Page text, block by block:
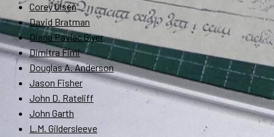
Corey Olsen
David Bratman
Diana Pavlac Glyer
Dimitra Fimi
Douglas A. Anderson
Jason Fisher
John D. Rateliff
John Garth
L.M. Gildersleeve